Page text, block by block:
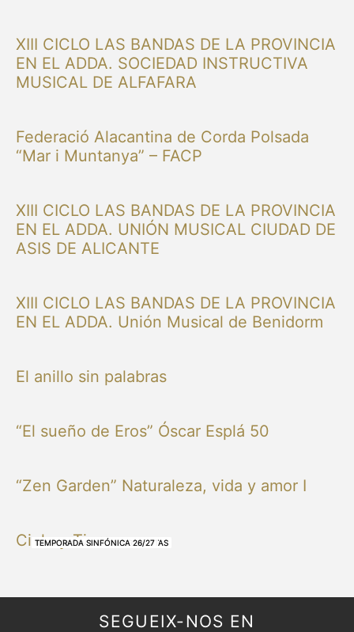
NUESTRAS BANDAS Y ORQUESTAS
XIII CICLO LAS BANDAS DE LA PROVINCIA
EN EL ADDA. SOCIEDAD INSTRUCTIVA
MUSICAL DE ALFAFARA
NUESTRAS BANDAS Y ORQUESTAS
Federació Alacantina de Corda Polsada
“Mar i Muntanya” – FACP
OTRAS MÚSICAS
XIII CICLO LAS BANDAS DE LA PROVINCIA
EN EL ADDA. UNIÓN MUSICAL CIUDAD DE
ASIS DE ALICANTE
NUESTRAS BANDAS Y ORQUESTAS
XIII CICLO LAS BANDAS DE LA PROVINCIA
EN EL ADDA. Unión Musical de Benidorm
NUESTRAS BANDAS Y ORQUESTAS
El anillo sin palabras
TEMPORADA SINFÓNICA 26/27
“El sueño de Eros” Óscar Esplá 50
TEMPORADA SINFÓNICA 26/27
“Zen Garden” Naturaleza, vida y amor I
TEMPORADA SINFÓNICA 26/27
Cielo y Tierra
TEMPORADA SINFÓNICA 26/27
SEGUEIX-NOS EN